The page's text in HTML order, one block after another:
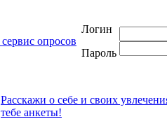
Логин
Пароль
Расскажи о себе и своих
тебе анкеты!